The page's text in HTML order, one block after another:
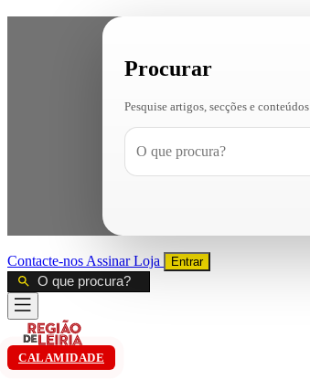
Procurar
Pesquise artigos, secções e conteúdos
Contacte-nos AssinarLoja Entrar
CALAMIDADE